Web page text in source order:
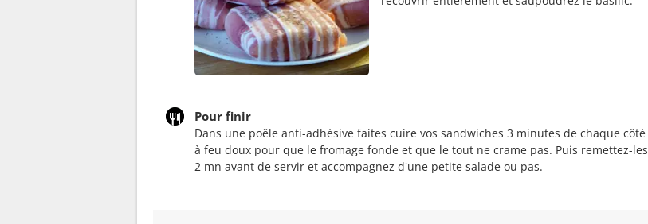
Pour finir
Dans une poêle anti-adhésive faites cuire vos sandwiches 3 minutes de chaque côté
à feu doux pour que le fromage fonde et que le tout ne crame pas. Puis remettez-les
2 mn avant de servir et accompagnez d'une petite salade ou pas.